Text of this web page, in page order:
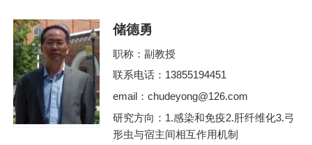
储德勇
职称：副教授
联系电话：13855194451
email：chudeyong@126.com
研究方向：1.感染和免疫2.肝纤维化3.弓
形虫与宿主间相互作用机制